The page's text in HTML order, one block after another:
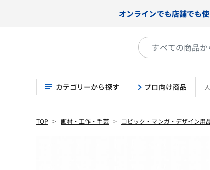
オンラインでも店舗でも
カテゴリーから探す プロ向け商品
TOP 画材・工作・手芸 コピック・マンガ・デザイン用